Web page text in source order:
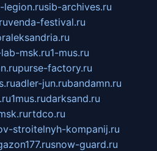
legion.rusib-archives.ru
venda-festival.ru
msk.ru1-mus.ru
purse-factory.ru
adler-jun.rubandamn.ru
1mus.rudarksand.ru
rtdco.ru
stroitelnyh-kompanij.ru
snow-guard.ru